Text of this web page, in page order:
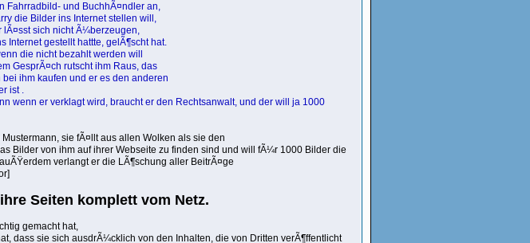
Fahrradbild- und BuchhÃ¤ndler an,
die Bilder ins Internet stellen will,
lÃ¤sst sich nicht Ã¼berzeugen,
Internet gestellt hattte, gelÃ¶scht hat.
die nicht bezahlt werden will
GesprÃ¤ch rutscht ihm Raus, das
ihm kaufen und er es den anderen
ist .
wenn er verklagt wird, braucht er den Rechtsanwalt, und der will ja 1000
sie fÃ¤llt aus allen Wolken als sie den
Bilder von ihm auf ihrer Webseite zu finden sind und will fÃ¼r 1000 Bilder die
verlangt er die LÃ¶schung aller BeitrÃ¤ge
Seiten komplett vom Netz.
gemacht hat,
dass sie sich ausdrÃ¼cklich von den Inhalten, die von Dritten verÃ¶ffentlicht